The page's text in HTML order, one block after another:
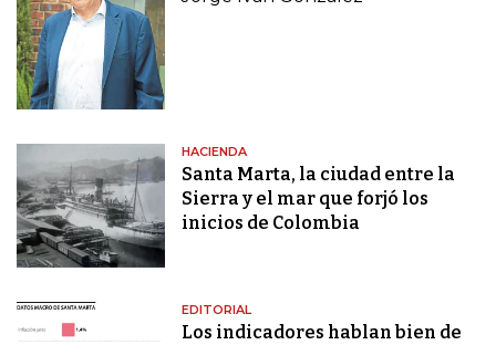
HACIENDA
Santa Marta, la ciudad entre la
Sierra y el mar que forjó los
inicios de Colombia
EDITORIAL
Los indicadores hablan bien de